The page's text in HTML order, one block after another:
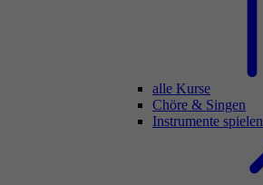
alle Kurse
Chöre & Singen
Instrumente spielen